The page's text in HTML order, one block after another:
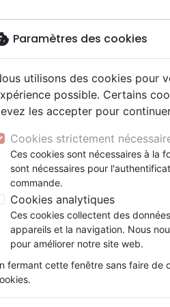
NouveautésBibles
courant / NFC
fondamental
autres langues
adoration
santé +
famille +
Messianique
+
bio
spirituel
6-9 ans
9-12 ans
jeunes
enfant
cultuels
et le projet très courageux
Esther et le
Référence
Description
As-tu déjà fait
Dans cette
de Dieu. Mais
Paramètres des cookies
utilisons des cookies pour
possible. Certains
les accepter pour
Cookies strictement
Ces cookies sont nécessaires à la
sont nécessaires pour
commande.
Cookies analytiques
Ces cookies collectent des
appareils et la navigation. Nous
pour améliorer notre site web.
fermant cette fenêtre sans faire de